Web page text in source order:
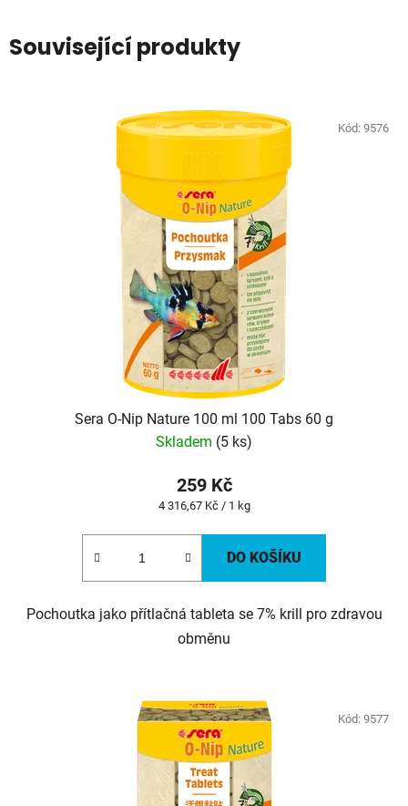
Související produkty
Sera O-Nip Nature 100 ml 100 Tabs 60 g
Skladem (5 ks)
259 Kč
Měrná
4 316,67 Kč / 1 kg
DO KOŠÍKU
Pochoutka jako přítlačná tableta se 7% krill pro zdravou
obměnu
Kód: 9576
Kód: 9577